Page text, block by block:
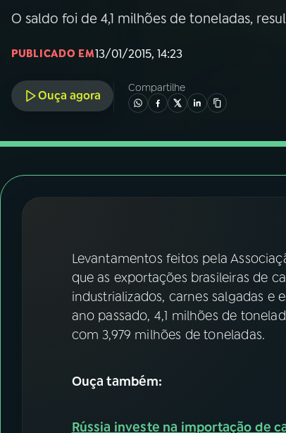
03PROGRAMAÇÃO
05PODCASTS
FESTIVAL DE MÚSICA
ACOMPANHE A RÁDIO NACIONAL
Facebook
O saldo foi de 4,1 milhões de toneladas,
PUBLICADO EM13/01/2015, 14:23
Ouça agora
Compartilhe
Levantamentos feitos pela
que as exportações brasileiras de
industrializados, carnes salgadas e
ano passado, 4,1 milhões de
com 3,979 milhões de toneladas.
Ouça também:
Rússia investe na importação de